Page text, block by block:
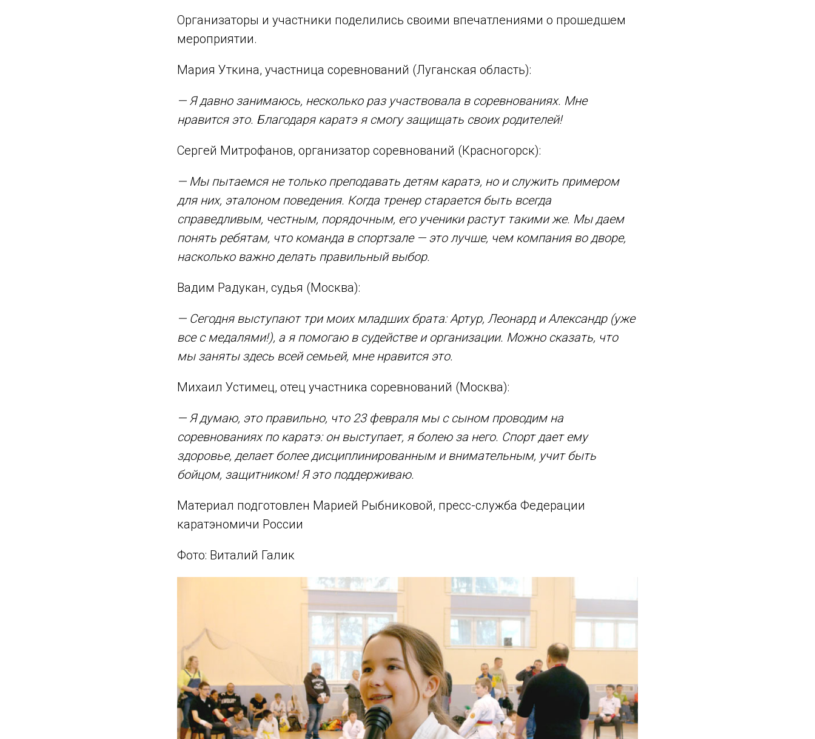
Организаторы и участники поделились своими впечатлениями о прошедшем
мероприятии.
Мария Уткина, участница соревнований (Луганская область):
— Я давно занимаюсь, несколько раз участвовала в соревнованиях. Мне
нравится это. Благодаря каратэ я смогу защищать своих родителей!
Сергей Митрофанов, организатор соревнований (Красногорск):
— Мы пытаемся не только преподавать детям каратэ, но и служить примером
для них, эталоном поведения. Когда тренер старается быть всегда
справедливым, честным, порядочным, его ученики растут такими же. Мы даем
понять ребятам, что команда в спортзале — это лучше, чем компания во дворе,
насколько важно делать правильный выбор.
Вадим Радукан, судья (Москва):
— Сегодня выступают три моих младших брата: Артур, Леонард и Александр (уже
все с медалями!), а я помогаю в судействе и организации. Можно сказать, что
мы заняты здесь всей семьей, мне нравится это.
Михаил Устимец, отец участника соревнований (Москва):
— Я думаю, это правильно, что 23 февраля мы с сыном проводим на
соревнованиях по каратэ: он выступает, я болею за него. Спорт дает ему
здоровье, делает более дисциплинированным и внимательным, учит быть
бойцом, защитником! Я это поддерживаю.
Материал подготовлен Марией Рыбниковой, пресс-служба Федерации
каратэномичи России
Фото: Виталий Галик